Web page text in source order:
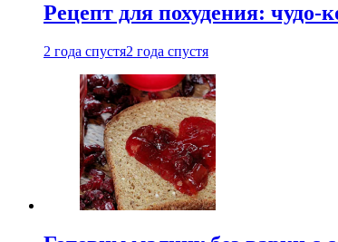
Рецепт для похудения:
2 года спустя2 года спустя